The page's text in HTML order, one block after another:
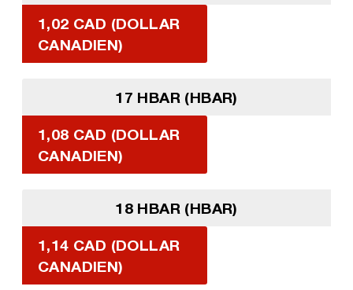
1,02 CAD (DOLLAR
CANADIEN)
17 HBAR (HBAR)
1,08 CAD (DOLLAR
CANADIEN)
18 HBAR (HBAR)
1,14 CAD (DOLLAR
CANADIEN)